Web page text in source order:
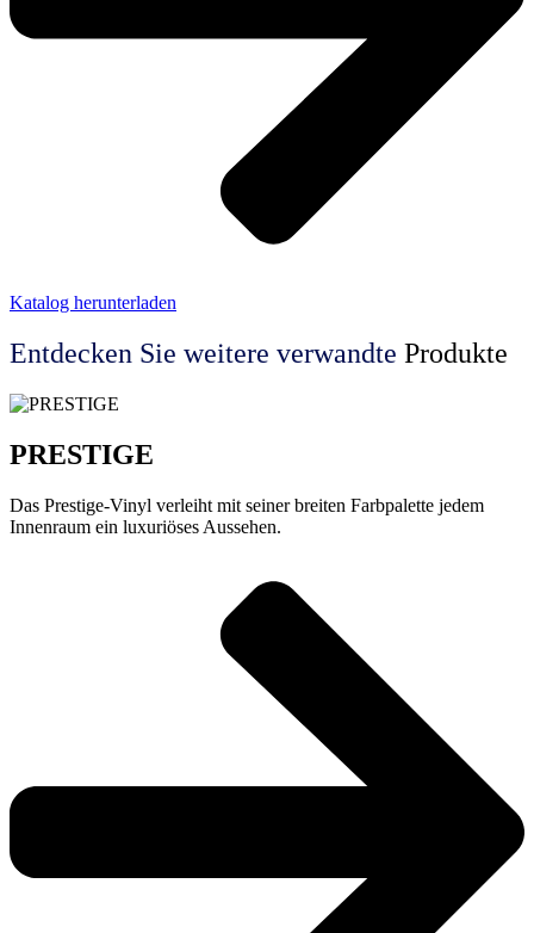
Katalog herunterladen
Entdecken Sie weitere verwandte Produkte
PRESTIGE
Das Prestige-Vinyl verleiht mit seiner breiten Farbpalette jedem
Innenraum ein luxuriöses Aussehen.